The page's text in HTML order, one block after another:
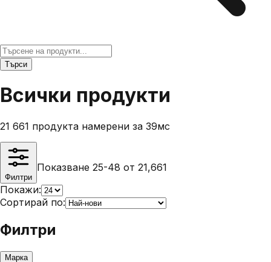
Търси
Всички продукти
21 661 продукта намерени за 39мс
Филтри
Показване 25-48 от 21,661
Покажи:
Сортирай по:
Филтри
Марка